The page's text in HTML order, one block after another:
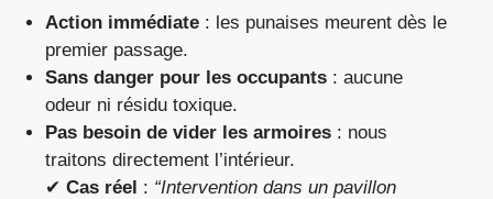
Action immédiate : les punaises meurent dès le
premier passage.
Sans danger pour les occupants : aucune
odeur ni résidu toxique.
Pas besoin de vider les armoires : nous
traitons directement l’intérieur.
✔ Cas réel : “Intervention dans un pavillon